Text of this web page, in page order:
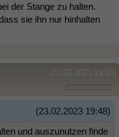
der Stange zu halten.
sie ihn nur hinhalten
(23.02.2023 19:55)
(23.02.2023 19:48)
und auszunutzen finde